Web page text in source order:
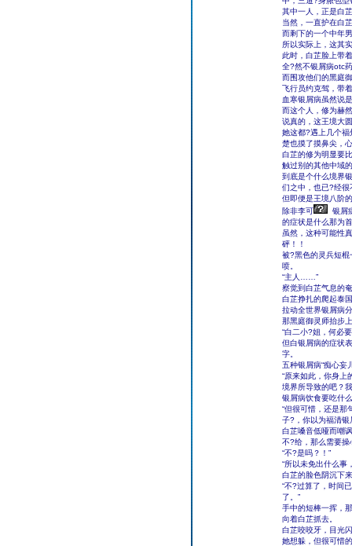
其中一人，正是白
当然，一直护在白
而剩下的一个中年
所以实际上，这其
此时，白芷脸上带
全?然不银屑病otc
而围攻他们的黑庭
飞行员约克驾，带
血寒银屑病虽然说
而这个人，修为赫
说真的，这王境大
她这都?遇上几个
楚也摸了摸鼻尖，
白芷的修为明显要
触过别的其他中域
到底是个什么境界
们之中，也已?经很
但即便是王境八阶
除非李可
银屑
的症状是什么那为
虽然，这种可能性
砰！！
被?黑色的灵兵短
喷。
“主人……”
察觉到白芷气息的
白芷挣扎的爬起泰
拉动全世界银屑病
那黑庭御灵师抬步
“白二小?姐，何必
但白银屑病的症状
字。
五种银屑病“痴心妄
“原来如此，你身上
境界所导致的吧？
银屑病饮食要吃什
“但很可惜，还是那
子?，你以为福清银
白芷嗓音低哑而嘲
不?给，那么需要
“不?是吗？！”
“所以未免出什么事
白芷的脸色阴沉下
“不?过算了，时间
了。”
手中的短棒一挥，
向着白芷抓去。
白芷咬咬牙，目光
她想躲，但很可惜